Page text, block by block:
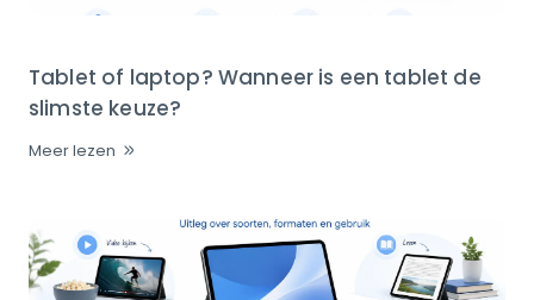
Tablet of laptop? Wanneer is een tablet de
slimste keuze?
Meer lezen